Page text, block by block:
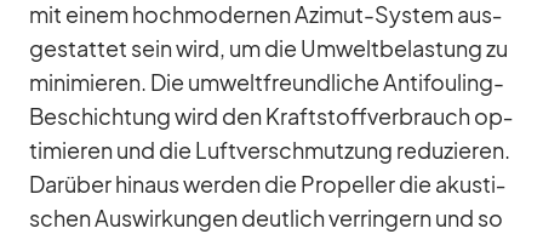
mit ei­nem hoch­mo­der­nen Azi­mut-Sys­tem aus­
ge­stat­tet sein wird, um die Um­welt­be­las­tung zu
mi­ni­mie­ren. Die um­welt­freund­li­che An­ti­fouling-
Be­schich­tung wird den Kraft­stoff­ver­brauch op­
ti­mie­ren und die Luft­ver­schmut­zung re­du­zie­ren.
Dar­über hin­aus wer­den die Pro­pel­ler die akus­ti­
schen Aus­wir­kun­gen deut­lich ver­rin­gern und so